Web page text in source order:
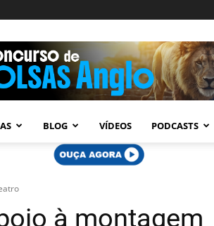
BLOG VÍDEOS PODCASTS
à montagem